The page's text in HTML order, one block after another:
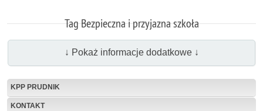
Tag Bezpieczna i przyjazna szkoła
↓ Pokaż informacje dodatkowe ↓
KPP PRUDNIK
KONTAKT